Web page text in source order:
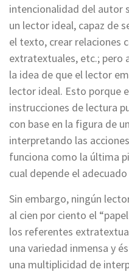
intencionalidad del autor
un lector ideal, capaz de
el texto, crear relaciones
extratextuales, etc.; pero
la idea de que el lector
lector ideal. Esto porque
instrucciones de lectura
con base en la figura de
interpretando las
funciona como la última
cual depende el
Sin embargo, ningún
al cien por ciento el
los referentes
una variedad inmensa y
una multiplicidad de